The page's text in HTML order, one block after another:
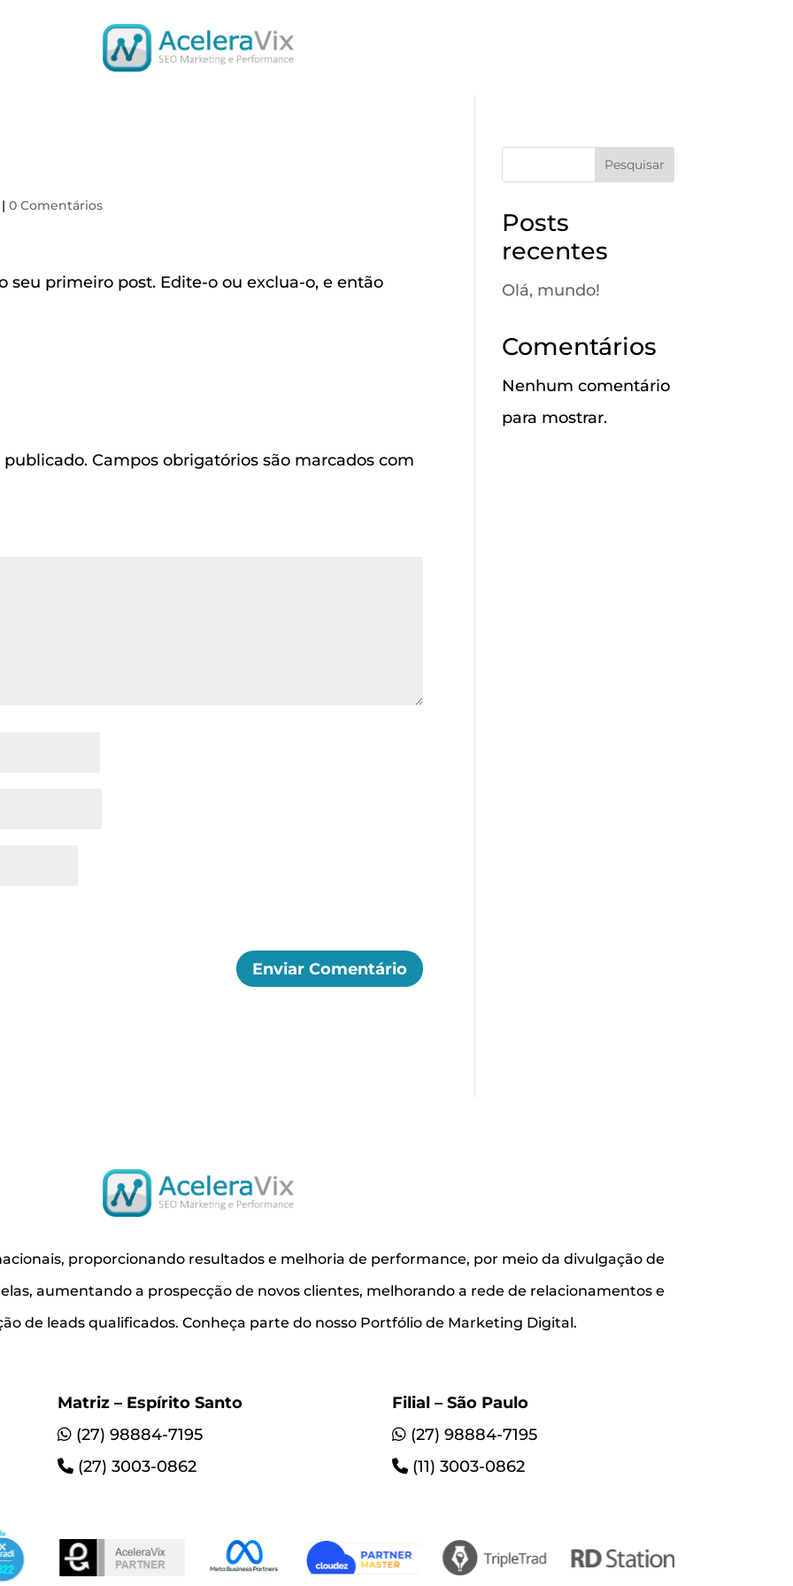
|0 Comentários
seu primeiro post. Edite-o ou exclua-o, e então
publicado. Campos obrigatórios são marcados com
Pesquisar
Posts
recentes
Olá, mundo!
Comentários
Nenhum comentário
para mostrar.
proporcionando resultados e melhoria de performance, por meio da divulgação de
aumentando a prospecção de novos clientes, melhorando a rede de relacionamentos e
de leads qualificados. Conheça parte do nosso Portfólio de Marketing Digital.
Matriz – Espírito Santo
(27) 98884-7195
(27) 3003-0862
Filial – São Paulo
(27) 98884-7195
(11) 3003-0862